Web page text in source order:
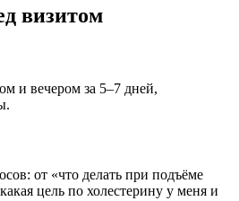
визитом
и вечером за 5–7 дней,
от «что делать при подъёме
цель по холестерину у меня и